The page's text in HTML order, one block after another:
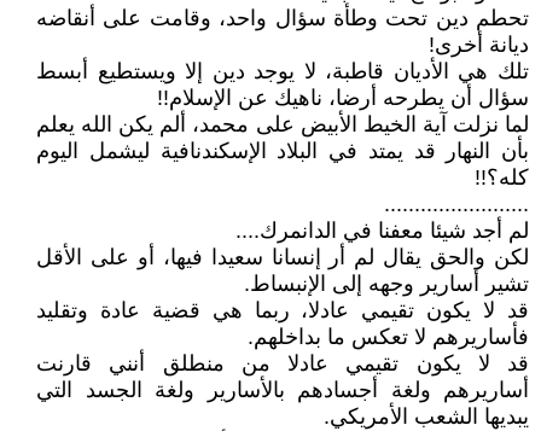
تحطم دين تحت وطأة سؤال واحد، وقامت على أنقاضه
ديانة أخرى!
تلك هي الأديان قاطبة، لا يوجد دين إلا ويستطيع أبسط
سؤال أن يطرحه أرضا، ناهيك عن الإسلام!!
لما نزلت آية الخيط الأبيض على محمد، ألم يكن الله يعلم
بأن النهار قد يمتد في البلاد الإسكندنافية ليشمل اليوم
كله؟!!
........................
لم أجد شيئا معفنا في الدانمرك....
لكن والحق يقال لم أر إنسانا سعيدا فيها، أو على الأقل
تشير أسارير وجهه إلى الإنبساط.
قد لا يكون تقيمي عادلا، ربما هي قضية عادة وتقليد
فأساريرهم لا تعكس ما بداخلهم.
قد لا يكون تقيمي عادلا من منطلق أنني قارنت
أساريرهم ولغة أجسادهم بالأسارير ولغة الجسد التي
يبديها الشعب الأمريكي.